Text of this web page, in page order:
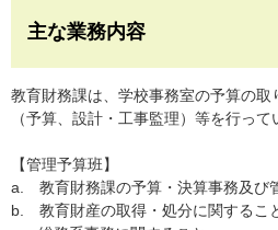
主な業務内容
教育財務課は、学校事務室の予算の
（予算、設計・工事監理）等を行って
【管理予算班】
a. 教育財務課の予算・決算事務及び
b. 教育財産の取得・処分に関するこ